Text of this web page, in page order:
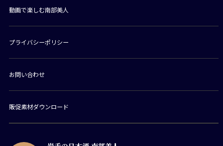
動画で楽しむ南部美人
プライバシーポリシー
お問い合わせ
販促素材ダウンロード